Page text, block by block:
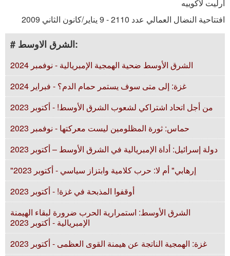
أرليت لاكوييه
افتتاحية النضال العمالي عدد 2110 - 9 يناير/كانون الثاني 2009
# الشرق الاوسط:
الشرق الأوسط ضحية الهمجية الإمبريالية - نوفمبر 2024
غزة: إلى متى سوف يستمر حمام الدم؟ - فبراير 2024
من أجل اتحاد اشتراكي لشعوب الشرق الأوسط! - أكتوبر 2023
حماس: ثورة المظلومين ليست معركتها - نوفمبر 2023
دولة إسرائيل: أداة الإمبريالية في الشرق الأوسط – أكتوبر 2023
"إرهابي" أم لا: حرب كلامية وابتزاز سياسي - أكتوبر 2023
أوقفوا المذبحة في غزة! - أكتوبر 2023
الشرق الأوسط: استمرارية الحرب ضرورة لبقاء الهيمنة
الإمبريالية - أكتوبر 2023
غزة: الهمجية الناتجة عن هيمنة القوى العظمى - أكتوبر 2023